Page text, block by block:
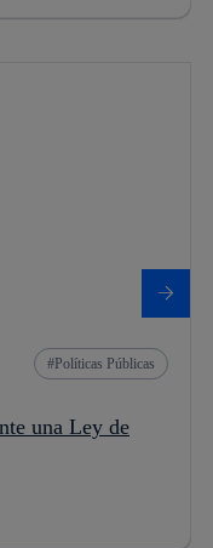
Políticas Públicas
una Ley de